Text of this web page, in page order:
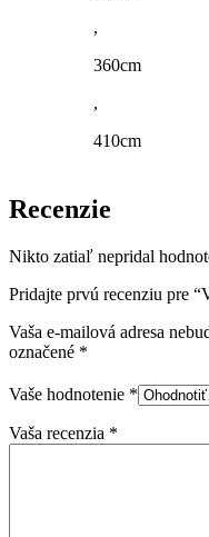
,
360cm
,
410cm
Recenzie
Nikto zatiaľ nepridal
Pridajte prvú recenziu pre
Vaša e-mailová adresa
označené *
Vaše hodnotenie *
Vaša recenzia *